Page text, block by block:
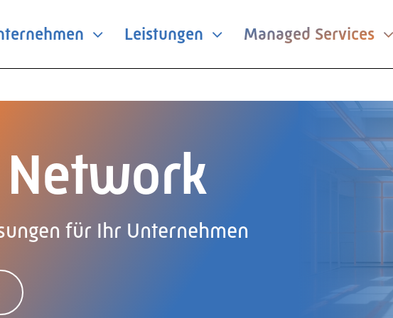
Leistungen Managed Services
für Ihr Unternehmen